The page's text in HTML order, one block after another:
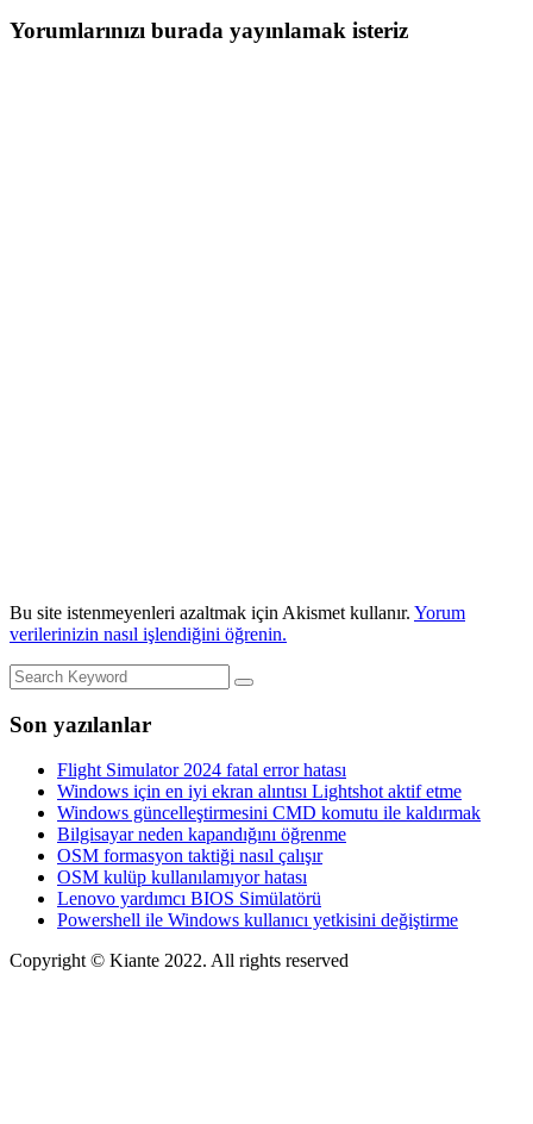
Yorumlarınızı burada yayınlamak isteriz
Bu site istenmeyenleri azaltmak için Akismet kullanır. Yorum
verilerinizin nasıl işlendiğini öğrenin.
Son yazılanlar
Flight Simulator 2024 fatal error hatası
Windows için en iyi ekran alıntısı Lightshot aktif etme
Windows güncelleştirmesini CMD komutu ile kaldırmak
Bilgisayar neden kapandığını öğrenme
OSM formasyon taktiği nasıl çalışır
OSM kulüp kullanılamıyor hatası
Lenovo yardımcı BIOS Simülatörü
Powershell ile Windows kullanıcı yetkisini değiştirme
Copyright © Kiante 2022. All rights reserved